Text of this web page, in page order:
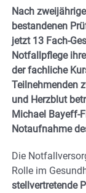
Nach
bestandenen
jetzt 13 Fach-
Notfallpflege
der fachliche
Teilnehmenden
und Herzblut
Michael Bayeff-
Notaufnahme
Die
Rolle im
stellvertretende